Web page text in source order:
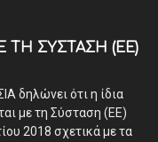
ΣΎΣΤΑΣΗ (ΕΕ)
δηλώνει ότι η ίδια
με τη Σύσταση (ΕΕ)
2018 σχετικά με τα